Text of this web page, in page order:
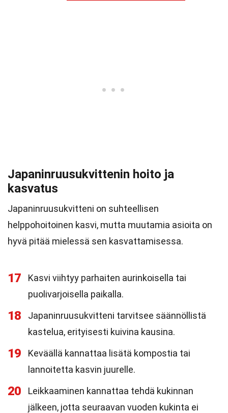
Japaninruusukvittenin hoito ja
kasvatus
Japaninruusukvitteni on suhteellisen
helppohoitoinen kasvi, mutta muutamia asioita on
hyvä pitää mielessä sen kasvattamisessa.
17
Kasvi viihtyy parhaiten aurinkoisella tai
puolivarjoisella paikalla.
18
Japaninruusukvitteni tarvitsee säännöllistä
kastelua, erityisesti kuivina kausina.
19
Keväällä kannattaa lisätä kompostia tai
lannoitetta kasvin juurelle.
20
Leikkaaminen kannattaa tehdä kukinnan
jälkeen, jotta seuraavan vuoden kukinta ei